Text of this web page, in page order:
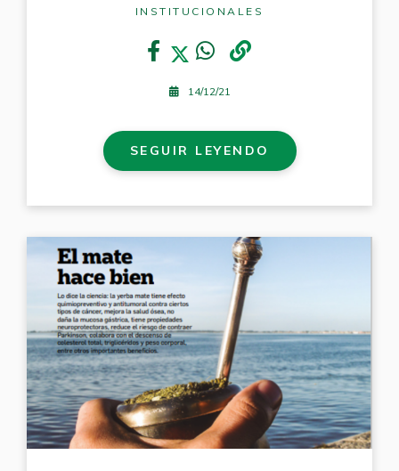
INSTITUCIONALES
14/12/21
SEGUIR LEYENDO